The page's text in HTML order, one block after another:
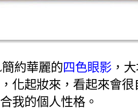
約華麗的四色眼影 ，
化起妝來，看起來會
我的個人性格。